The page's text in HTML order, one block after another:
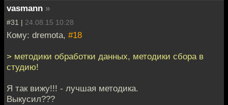
vasmann »
#31 | 24.08.15 10:28
Кому: dremota, #18
> методики обработки данных, методики сбора в
студию!
Я так вижу!!! - лучшая методика.
Выкусил???